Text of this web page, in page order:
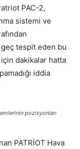
PAC-2,
sistemi ve
tespit eden bu
dakikalar hatta
iddia
pozisyonları
PATRİOT Hava